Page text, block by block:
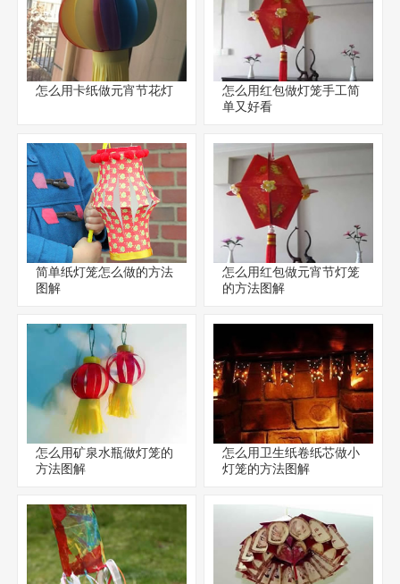
怎么用卡纸做元宵节花灯
怎么用红包做灯笼手工简
单又好看
简单纸灯笼怎么做的方法
图解
怎么用红包做元宵节灯笼
的方法图解
怎么用矿泉水瓶做灯笼的
方法图解
怎么用卫生纸卷纸芯做小
灯笼的方法图解